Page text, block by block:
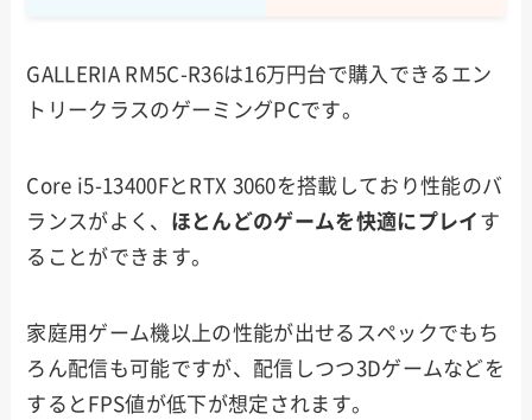
GALLERIA RM5C-R36は16万円台で購入できるエン
トリークラスのゲーミングPCです。
Core i5-13400FとRTX 3060を搭載しており性能のバ
ランスがよく、 ほとんどのゲームを快適にプレイ す
ることができます。
家庭用ゲーム機以上の性能が出せるスペックでもち
ろん配信も可能ですが、配信しつつ3Dゲームなどを
するとFPS値が低下が想定されます。